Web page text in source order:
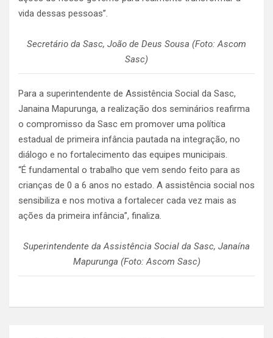
vida dessas pessoas”.
Secretário da Sasc, João de Deus Sousa (Foto: Ascom
Sasc)
Para a superintendente de Assistência Social da Sasc,
Janaina Mapurunga, a realização dos seminários reafirma
o compromisso da Sasc em promover uma política
estadual de primeira infância pautada na integração, no
diálogo e no fortalecimento das equipes municipais.
“É fundamental o trabalho que vem sendo feito para as
crianças de 0 a 6 anos no estado. A assistência social nos
sensibiliza e nos motiva a fortalecer cada vez mais as
ações da primeira infância”, finaliza.
Superintendente da Assistência Social da Sasc, Janaína
Mapurunga (Foto: Ascom Sasc)